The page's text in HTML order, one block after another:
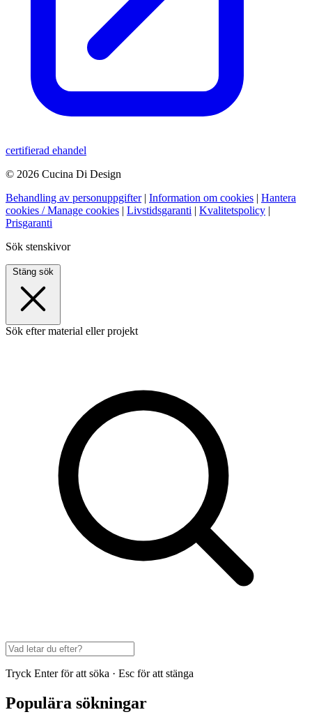
certifierad ehandel
© 2026 Cucina Di Design
Behandling av personuppgifter | Information om cookies | Hantera
cookies / Manage cookies | Livstidsgaranti | Kvalitetspolicy |
Prisgaranti
Sök stenskivor
Stäng sök
Sök efter material eller projekt
Tryck Enter för att söka · Esc för att stänga
Populära sökningar